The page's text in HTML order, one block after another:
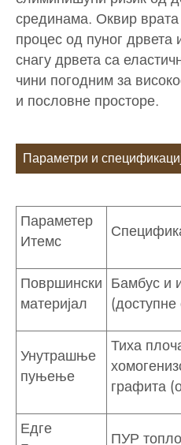
срединама. Оквир врата
процес од пуног дрвета
снагу дрвета са
чини погодним за
и пословне просторе.
Параметри и
Параметер
Итемс
Површински
материјал
Бамбус и
(доступне
Унутрашње
пуњење
Тиха
графита
Едге
ПУР